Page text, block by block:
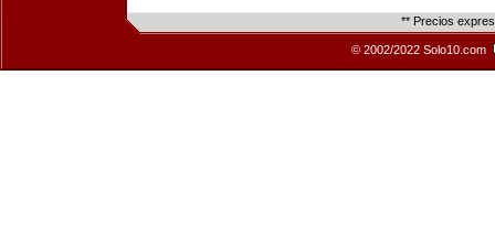
** Precios
© 2002/2022 Solo10.com